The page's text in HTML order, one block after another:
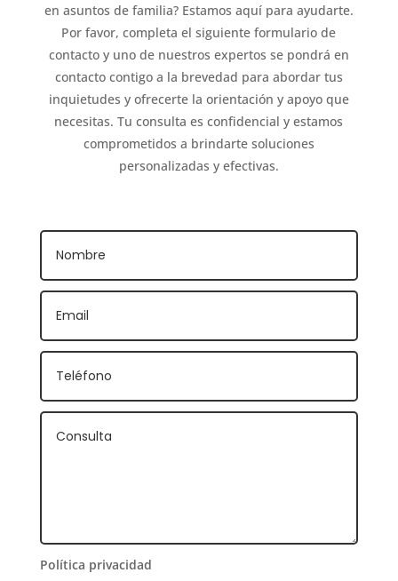
en asuntos de familia? Estamos aquí para ayudarte.
Por favor, completa el siguiente formulario de
contacto y uno de nuestros expertos se pondrá en
contacto contigo a la brevedad para abordar tus
inquietudes y ofrecerte la orientación y apoyo que
necesitas. Tu consulta es confidencial y estamos
comprometidos a brindarte soluciones
personalizadas y efectivas.
Política privacidad